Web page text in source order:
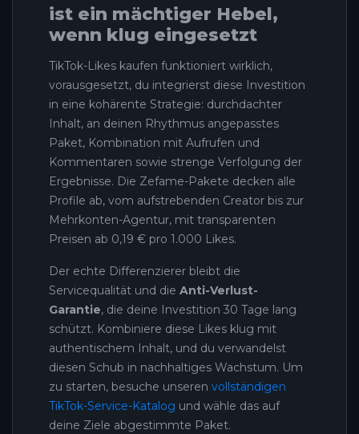
ist ein mächtiger Hebel,
wenn klug eingesetzt
TikTok-Likes kaufen funktioniert wirklich,
vorausgesetzt, du integrierst diese Investition
in eine kohärente Strategie: durchdachter
Inhalt, an deinen Rhythmus angepasstes
Paket, Kombination mit Aufrufen und
Kommentaren sowie strenge Verfolgung der
Ergebnisse. Die Zefame-Pakete decken alle
Profile ab, vom aufstrebenden Creator bis zur
Mehrkonten-Agentur, mit transparenten
Preisen ab 0,19 € pro 1.000 Likes.
Der echte Differenzierer bleibt die
Servicequalität und die Anti-Verlust-
Garantie, die deine Investition 30 Tage lang
schützt. Kombiniere diese Likes klug mit
authentischem Inhalt, und du verwandelst
diesen Schub in nachhaltiges Wachstum. Um
zu starten, besuche unseren vollständigen
TikTok-Service-Katalog und wähle das auf
deine Ziele abgestimmte Paket.